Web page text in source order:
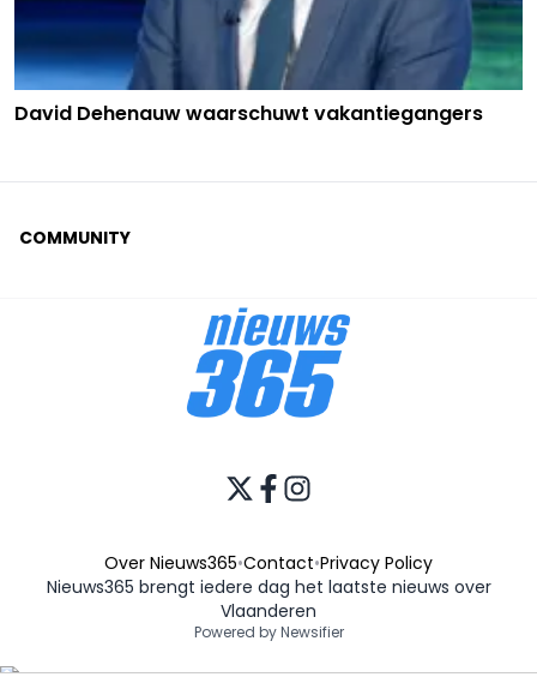
David Dehenauw waarschuwt vakantiegangers
COMMUNITY
Over Nieuws365•Contact•Privacy Policy
Nieuws365 brengt iedere dag het laatste nieuws over
Vlaanderen
Powered by Newsifier